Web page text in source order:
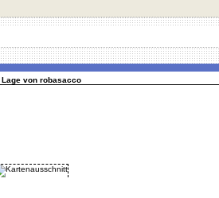
Lage von robasacco